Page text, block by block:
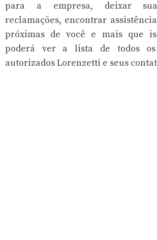
para a empresa, deixar
reclamações, encontrar
próximas de você e mais que
poderá ver a lista de todos os
autorizados Lorenzetti e seus